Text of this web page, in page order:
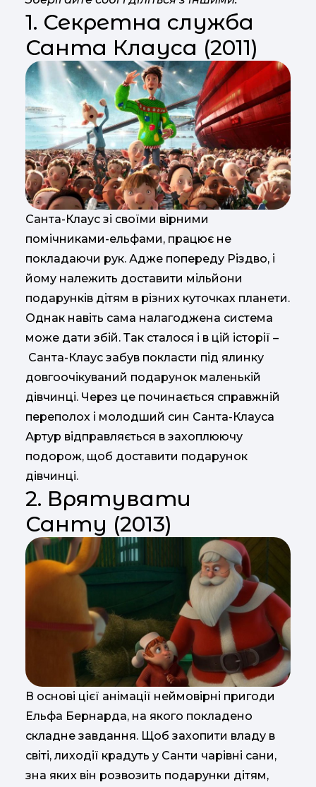
1. Секретна служба
Санта Клауса (2011)
Санта-Клаус зі своїми вірними
помічниками-ельфами, працює не
покладаючи рук. Адже попереду Різдво, і
йому належить доставити мільйони
подарунків дітям в різних куточках планети.
Однак навіть сама налагоджена система
може дати збій. Так сталося і в цій історії –
Санта-Клаус забув покласти під ялинку
довгоочікуваний подарунок маленькій
дівчинці. Через це починається справжній
переполох і молодший син Санта-Клауса
Артур відправляється в захоплюючу
подорож, щоб доставити подарунок
дівчинці.
2. Врятувати
Санту (2013)
В основі цієї анімації неймовірні пригоди
Ельфа Бернарда, на якого покладено
складне завдання. Щоб захопити владу в
світі, лиходії крадуть у Санти чарівні сани,
зна яких він розвозить подарунки дітям,